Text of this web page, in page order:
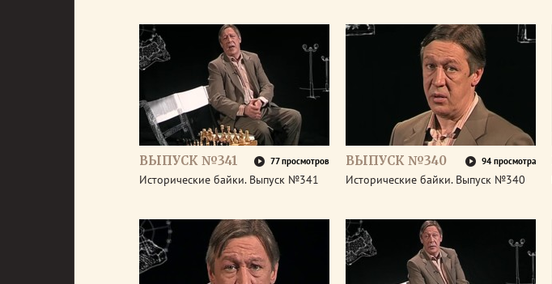
ВЫПУСК №341 77 просмотров
Исторические байки. Выпуск №341
ВЫПУСК №340 94 просмотра
Исторические байки. Выпуск №340